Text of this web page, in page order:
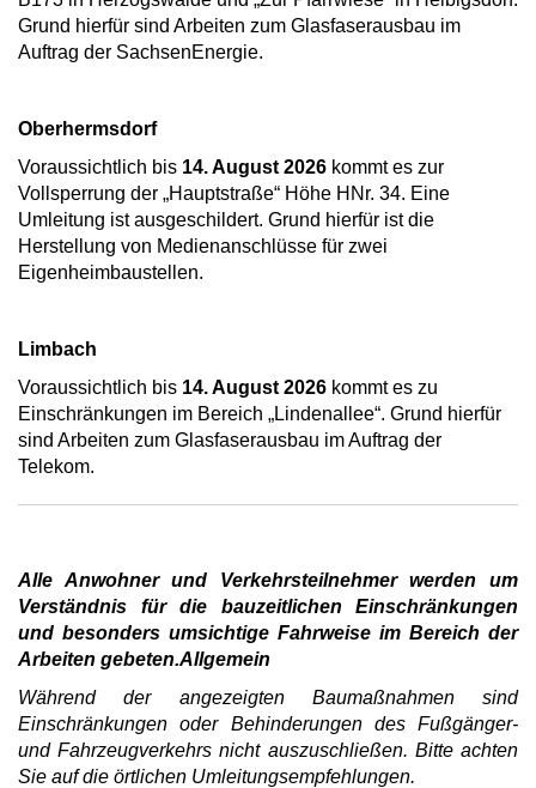
Grund hierfür sind Arbeiten zum Glasfaserausbau im
Auftrag der SachsenEnergie.
Oberhermsdorf
Voraussichtlich bis 14. August 2026 kommt es zur
Vollsperrung der „Hauptstraße“ Höhe HNr. 34. Eine
Umleitung ist ausgeschildert. Grund hierfür ist die
Herstellung von Medienanschlüsse für zwei
Eigenheimbaustellen.
Limbach
Voraussichtlich bis 14. August 2026 kommt es zu
Einschränkungen im Bereich „Lindenallee“. Grund hierfür
sind Arbeiten zum Glasfaserausbau im Auftrag der
Telekom.
Alle Anwohner und Verkehrsteilnehmer werden um
Verständnis für die bauzeitlichen Einschränkungen
und besonders umsichtige Fahrweise im Bereich der
Arbeiten gebeten.Allgemein
Während der angezeigten Baumaßnahmen sind
Einschränkungen oder Behinderungen des Fußgänger-
und Fahrzeugverkehrs nicht auszuschließen. Bitte achten
Sie auf die örtlichen Umleitungsempfehlungen.